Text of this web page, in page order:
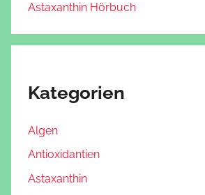
Astaxanthin Hörbuch
Kategorien
Algen
Antioxidantien
Astaxanthin